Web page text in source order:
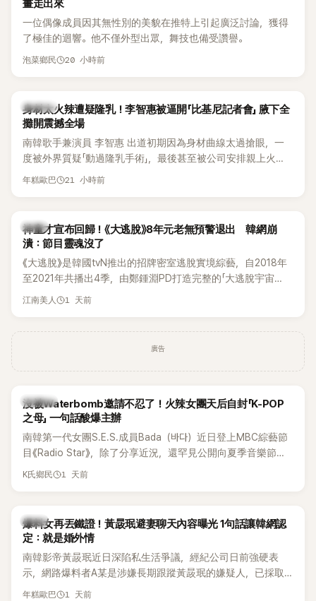
畫走出來
一位偶像成員因其無性別的美貌在推特上引起廣泛討論，獲得
了極佳的迴響。他不僅外型出眾，舞技也備受讚譽。
泡菜鄉民 20 小時前
K-POP
身材太火辣遭疑隆乳！李智惠被逼開「比基尼記者會」 腋下全
攤開震撼全場
南韓歌手兼演員 李智惠 出道初期因為身材曲線太過搶眼，一
度被外界質疑「動過隆乳手術」，最後甚至被公司安排親上火
線，召開前所未見的「泳裝記者會」澄清。這場記者會後來還被
熱議。 2日播出的 SBS 綜藝節目《我的經紀人太難搞－秘書
鎮》，邀請同時兼顧工作與育兒的演藝圈代表「媽媽群」——李智
惠、李賢怡、李恩亨，以第13位「My Star」身分登場，分享最真
實的生活日常。 節目一開始，李瑞鎮 率先與李智惠會合，兩人
邊搭車邊聊天，氣氛輕鬆。聊到最近的新聞，李瑞鎮突然直球
發問：「妳不是上新聞了？說妳去做整形？是人中縮短手術嗎？」
惠也毫不閃躲，淡定接招，兩人鬥嘴默契十足。 話題接著一路
延燒到過去的爭議。李瑞鎮脫口補刀：「妳以前不是還在游泳池
當年情況，李智惠終於鬆口坦言，當時確實被質疑動過隆胸手
術。她回憶：「拍了比基尼照片之後，就開始被說是不是去隆乳
了。」為了澄清誤會，她只好親自站出來說清楚。 李智惠進一步
解釋，當時隆胸手術幾乎只有「腋下切開」一種方式，「所以我就
想，既然一直說我有做，那我乾脆把腋下給大家看，證明我根
召開了一場泳裝記者招待會。當時她穿著比基尼站在一排攝影
機前，面對媒體擺出各種姿勢，畫面至今仍被網友津津樂道。
這段為平息爭議、直接公開腋下畫面自證清白的往事再度被提
起，節目現場立刻充滿驚呼聲與笑聲，也再次讓人見識到她面
對流言時「豁出去」的直率性格。其實她過去也曾在 SBS 節目
《脫掉鞋子恢單4Men》 中，親自公開那張當年引發話題的「腋下
年糕歐巴 21 小時前
韓星
神童才宣布回歸！《大逃脫》8年元老無預警退出 韓網崩
潰：節目靈魂沒了
《大逃脫》是韓國tvN推出的招牌密室逃脫實境綜藝，自2018年
至2021年共播出4季，由鄭鍾淵PD打造完整的「大逃脫宇宙
（DTCU）」，憑藉燒腦劇情、電影級場景與龐大世界觀，累積
江南美人 1 天前
廣告
K-POP
沒被Waterbomb邀請不忍了！火辣女團天后自封「K-POP
之母」 一句話酸爆主辦
南韓第一代女團S.E.S.成員Bada（바다）近日登上MBC綜藝節
目《Radio Star》，除了分享近況，還罕見公開向夏季音樂節
Waterbomb喊話，笑稱自己至今從未受邀演出，更幽默表示：
K氏鄉民 1 天前
韓星
爆料女再丟鐵證！黃晸珉避妻聊天內容曝光 1句話讓韓網認
定：就是婚外情
南韓影帝黃晸珉近日深陷私生活爭議，經紀公司日前強硬表
示，網路爆料者A某是涉嫌長期跟蹤黃晸珉的嫌疑人，已採取
法律行動。不過，A某並未因此停止發聲，5日再度透過社群平
年糕歐巴 1 天前